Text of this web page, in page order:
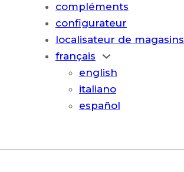
compléments
configurateur
localisateur de magasins
français
english
italiano
español